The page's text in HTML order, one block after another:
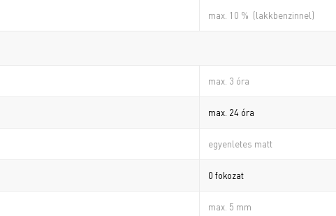
max. 10 % (lakkbenzinnel)
max. 3 óra
max. 24 óra
egyenletes matt
0 fokozat
max. 5 mm